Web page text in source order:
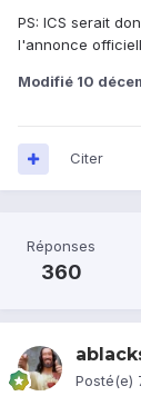
PS: ICS serait
l'annonce
Modifié 10
Citer
Réponses
360
Posté(e)